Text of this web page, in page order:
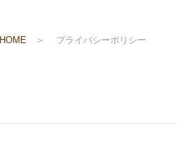
HOME ＞ プライバシーポリシー